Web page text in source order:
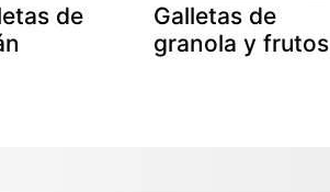
de
Galletas de
granola y frutos